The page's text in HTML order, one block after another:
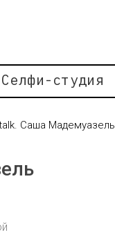
Селфи-студия
Саша Мадемуазель